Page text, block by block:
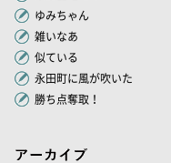
ゆみちゃん
雑いなあ
似ている
永田町に風が吹いた
勝ち点奪取！